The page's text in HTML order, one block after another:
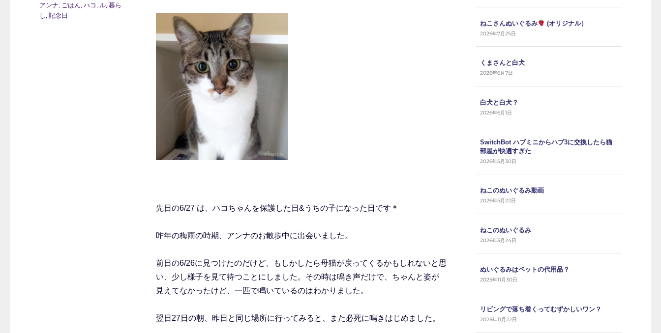
先日の6/27 は、ハコちゃんを保護した日&うちの子になった日です＊
昨年の梅雨の時期、アンナのお散歩中に出会いました。
前日の6/26に見つけたのだけど、もしかしたら母猫が戻ってくるかもしれないと思
い、少し様子を見て待つことにしました。その時は鳴き声だけで、ちゃんと姿が
見えてなかったけど、一匹で鳴いているのはわかりました。
翌日27日の朝、昨日と同じ場所に行ってみると、また必死に鳴きはじめました。
日:
カ
テ
アンナ, ごはん,ハコ, ル,暮ら
し,記念日
ねこさんぬいぐるみ (オリジナル）
2026年7月25日
くまさんと白犬
2026年6月7日
白犬と白犬？
2026年6月1日
SwitchBot ハブミニからハブ3に交換したら猫
部屋が快適すぎた
2026年5月30日
ねこのぬいぐるみ動画
2026年5月22日
ねこのぬいぐるみ
2026年3月24日
ぬいぐるみはペットの代用品？
2025年11月30日
リビングで落ち着くってむずかしいワン？
2025年11月22日